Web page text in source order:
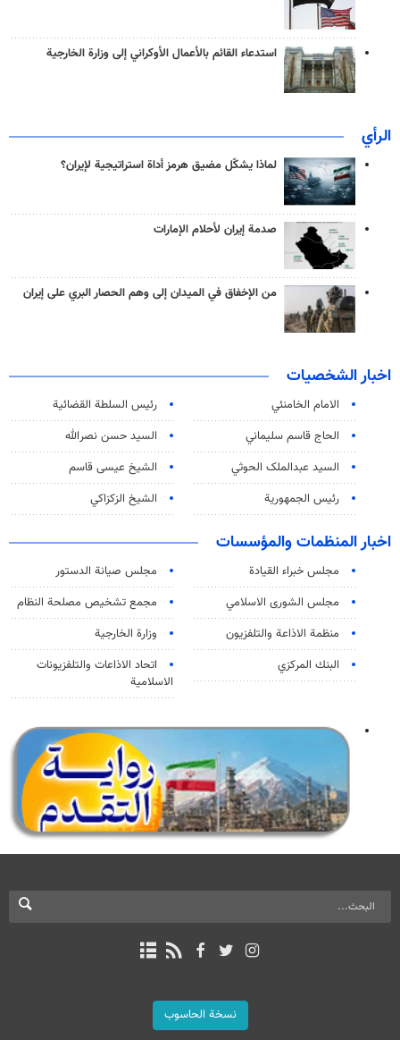
استدعاء القائم بالأعمال الأوكراني إلى وزارة الخارجية
الرأي
لماذا يشكّل مضيق هرمز أداة استراتيجية لإيران؟
صدمة إيران لأحلام الإمارات
من الإخفاق في الميدان إلى وهم الحصار البري على إيران
اخبار الشخصيات
الامام الخامنئي
رئیس السلطة القضائیة
الحاج قاسم سليماني
السيد حسن نصرالله
السید عبدالملک الحوثي
الشيخ عيسى قاسم
رئيس الجمهورية
الشيخ الزكزاكي
اخبار المنظمات والمؤسسات
مجلس خبراء القيادة
مجلس صيانة الدستور
مجلس الشورى الاسلامي
مجمع تشخيص مصلحة النظام
منظمة الاذاعة والتلفزیون
وزارة الخارجية
البنك المركزي
اتحاد الاذاعات والتلفزيونات
الاسلامية
نسخة الحاسوب